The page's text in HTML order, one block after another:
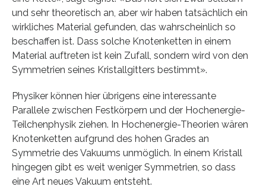
und sehr theoretisch an, aber wir haben tatsächlich ein
wirkliches Material gefunden, das wahrscheinlich so
beschaffen ist. Dass solche Knotenketten in einem
Material auftreten ist kein Zufall, sondern wird von den
Symmetrien seines Kristallgitters bestimmt».
Physiker können hier übrigens eine interessante
Parallele zwischen Festkörpern und der Hochenergie-
Teilchenphysik ziehen. In Hochenergie-Theorien wären
Knotenketten aufgrund des hohen Grades an
Symmetrie des Vakuums unmöglich. In einem Kristall
hingegen gibt es weit weniger Symmetrien, so dass
eine Art neues Vakuum entsteht.